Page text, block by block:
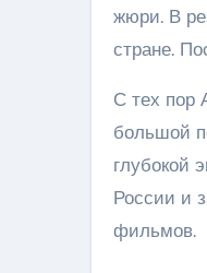
жюри. В
стране.
С тех пор
большой
глубокой
России и
фильмов.